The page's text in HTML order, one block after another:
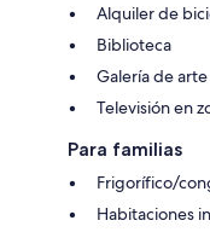
Alquiler de
Biblioteca
Galería de arte
Televisión en
Para familias
Frigorífico/
Habitaciones